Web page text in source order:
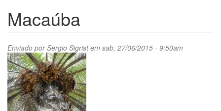
Macaúba
Enviado porSergio Sigristem sab, 27/06/2015 - 9:50am